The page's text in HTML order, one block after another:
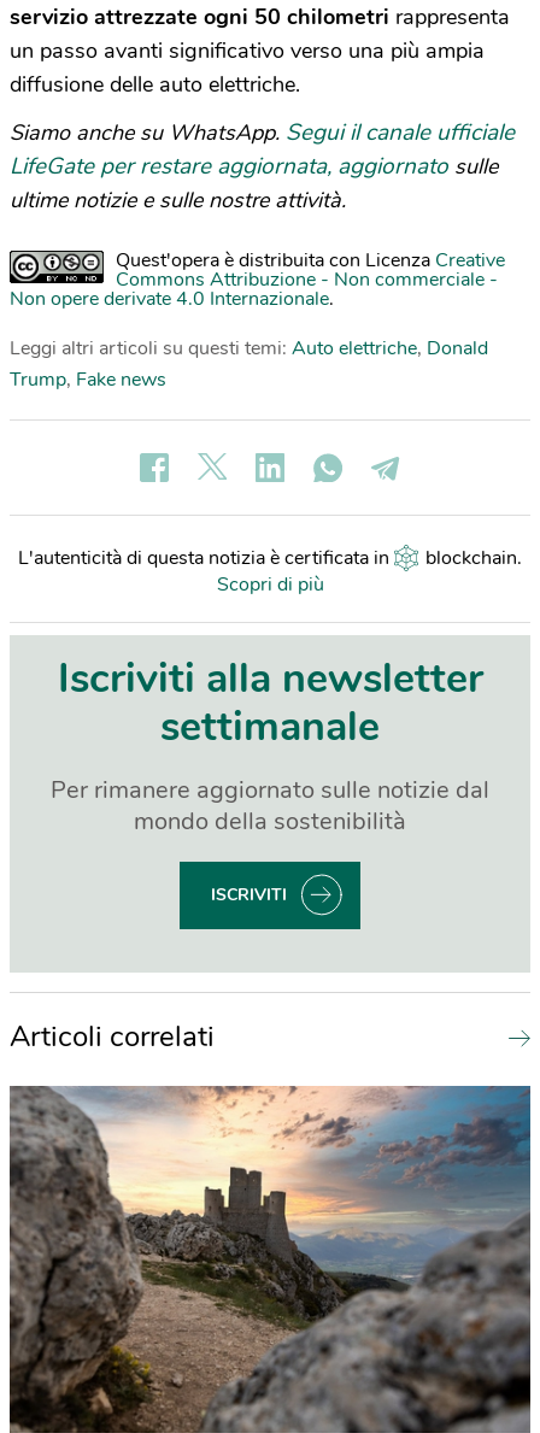
servizio attrezzate ogni 50 chilometri rappresenta
un passo avanti significativo verso una più ampia
diffusione delle auto elettriche.
Siamo anche su WhatsApp. Segui il canale ufficiale
LifeGate per restare aggiornata, aggiornato sulle
ultime notizie e sulle nostre attività.
Quest'opera è distribuita con Licenza Creative
Commons Attribuzione - Non commerciale -
Non opere derivate 4.0 Internazionale.
Leggi altri articoli su questi temi: Auto elettriche, Donald
Trump, Fake news
L'autenticità di questa notizia è certificata in blockchain.
Scopri di più
Iscriviti alla newsletter
settimanale
Per rimanere aggiornato sulle notizie dal
mondo della sostenibilità
ISCRIVITI
Articoli correlati